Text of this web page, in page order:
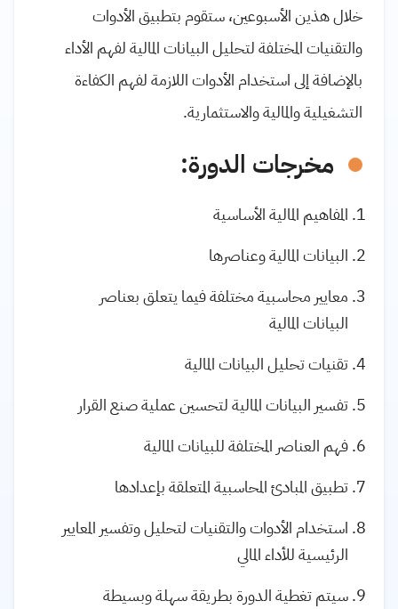
خلال هذين الأسبوعين، ستقوم بتطبيق الأدوات
والتقنيات المختلفة لتحليل البيانات المالية لفهم الأداء
بالإضافة إلى استخدام الأدوات اللازمة لفهم الكفاءة
التشغيلية والمالية والاستثمارية.
مخرجات الدورة:
المفاهيم المالية الأساسية
البيانات المالية وعناصرها
معايير محاسبية مختلفة فيما يتعلق بعناصر
البيانات المالية
تقنيات تحليل البيانات المالية
تفسير البيانات المالية لتحسين عملية صنع القرار
فهم العناصر المختلفة للبيانات المالية
تطبيق المبادئ المحاسبية المتعلقة بإعدادها
استخدام الأدوات والتقنيات لتحليل وتفسير المعايير
الرئيسية للأداء المالي
سيتم تغطية الدورة بطريقة سهلة وبسيطة